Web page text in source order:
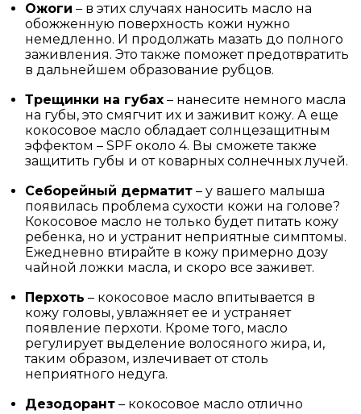
Ожоги – в этих случаях наносить масло на
обожженную поверхность кожи нужно
немедленно. И продолжать мазать до полного
заживления. Это также поможет предотвратить
в дальнейшем образование рубцов.
Трещинки на губах – нанесите немного масла
на губы, это смягчит их и заживит кожу. А еще
кокосовое масло обладает солнцезащитным
эффектом – SPF около 4. Вы сможете также
защитить губы и от коварных солнечных лучей.
Себорейный дерматит – у вашего малыша
появилась проблема сухости кожи на голове?
Кокосовое масло не только будет питать кожу
ребенка, но и устранит неприятные симптомы.
Ежедневно втирайте в кожу примерно дозу
чайной ложки масла, и скоро все заживет.
Перхоть – кокосовое масло впитывается в
кожу головы, увлажняет ее и устраняет
появление перхоти. Кроме того, масло
регулирует выделение волосяного жира, и,
таким образом, излечивает от столь
неприятного недуга.
Дезодорант – кокосовое масло отлично